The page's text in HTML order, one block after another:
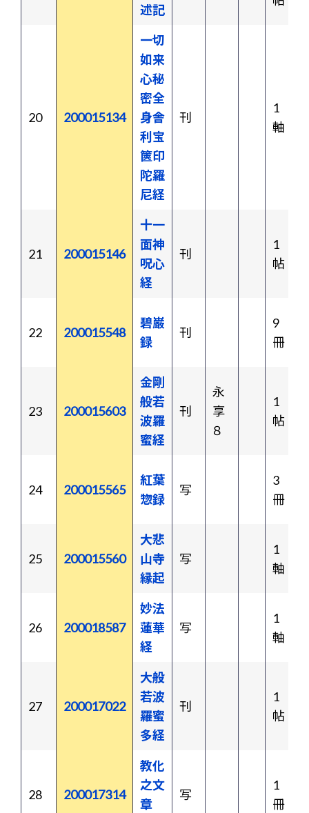
述記
20 200015134
一切
如来
心秘
密全
身舎
利宝
篋印
陀羅
尼経
刊
1
軸
21 200015146
十一
面神
呪心
経
刊
1
帖
22 200015548
碧巌
録
刊
9
冊
23 200015603
金剛
般若
波羅
蜜経
刊
永
享
８
1
帖
24 200015565
紅葉
惣録
写
3
冊
25 200015560
大悲
山寺
縁起
写
1
軸
26 200018587
妙法
蓮華
経
写
1
軸
27 200017022
大般
若波
羅蜜
多経
刊
1
帖
28 200017314
教化
之文
章
写
1
冊